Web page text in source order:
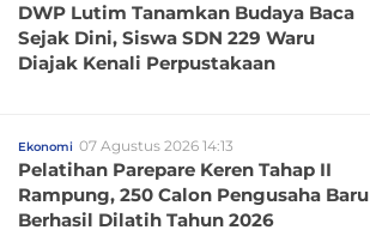
DWP Lutim Tanamkan Budaya Baca
Sejak Dini, Siswa SDN 229 Waru
Diajak Kenali Perpustakaan
Ekonomi 07 Agustus 2026 14:13
Pelatihan Parepare Keren Tahap II
Rampung, 250 Calon Pengusaha Baru
Berhasil Dilatih Tahun 2026